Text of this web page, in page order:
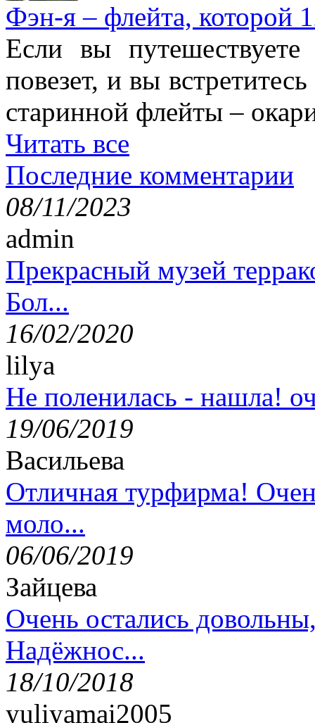
Фэн-я – флейта, которой
Если вы
повезет, и вы
старинной флейты –
Читать все
Последние комментарии
08/11/2023
admin
Прекрасный музей
Бол...
16/02/2020
lilya
Не поленилась - нашла!
19/06/2019
Васильева
Отличная турфирма!
моло...
06/06/2019
Зайцева
Очень остались
Надёжнос...
18/10/2018
yuliyamai2005